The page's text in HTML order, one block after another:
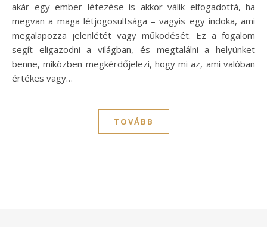
akár egy ember létezése is akkor válik elfogadottá, ha
megvan a maga létjogosultsága – vagyis egy indoka, ami
megalapozza jelenlétét vagy működését. Ez a fogalom
segít eligazodni a világban, és megtalálni a helyünket
benne, miközben megkérdőjelezi, hogy mi az, ami valóban
értékes vagy…
TOVÁBB